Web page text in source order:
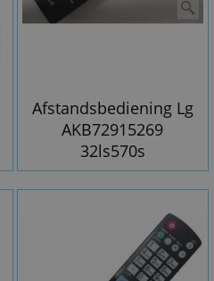
Afstandsbediening Lg
AKB72915269
32ls570s